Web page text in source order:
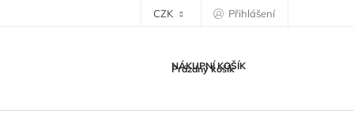
CZK Přihlášení
NÁKUPNÍ KOŠÍK
Prázdný košík